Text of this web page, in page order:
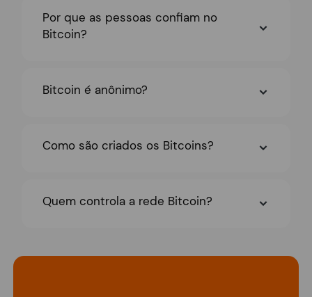
Por que as pessoas confiam no
Bitcoin?
Bitcoin é anônimo?
Como são criados os Bitcoins?
Quem controla a rede Bitcoin?